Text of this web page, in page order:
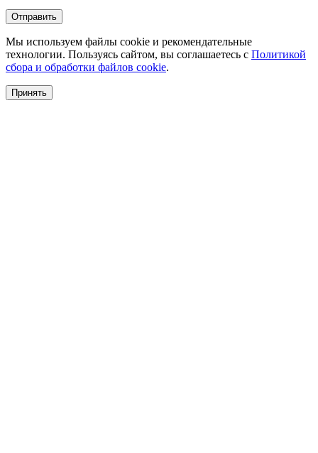
Отправить
Мы используем файлы cookie и рекомендательные
технологии. Пользуясь сайтом, вы соглашаетесь с Политикой
сбора и обработки файлов cookie.
Принять